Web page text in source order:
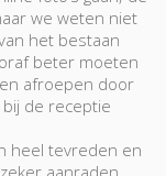
we weten niet
het bestaan
beter moeten
afroepen door
de receptie
heel tevreden en
aanraden